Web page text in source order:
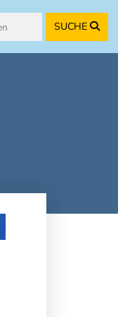
SUCHE